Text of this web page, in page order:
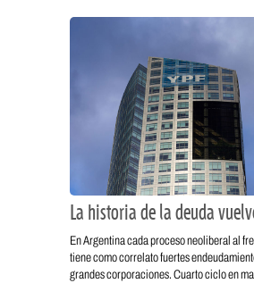
La historia de la deuda
En Argentina cada proceso neoliberal al
tiene como correlato fuertes
grandes corporaciones. Cuarto ciclo en